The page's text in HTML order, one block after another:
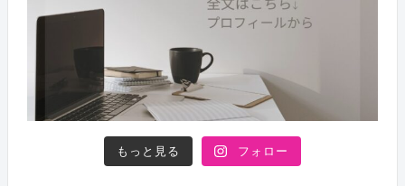
もっと見る フォロー